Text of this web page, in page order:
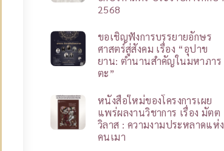
2568
ขอเชิญฟังการบรรยายอักษร
ศาสตร์สู่สังคม เรื่อง “อุปาข
ยาน: ตำนานสำคัญในมหาภาร
ตะ”
หนังสือใหม่ของโครงการเผย
แพร่ผลงานวิชาการ เรื่อง มัตต
วิลาส : ความงามประหลาดแห่ง
คนเมา